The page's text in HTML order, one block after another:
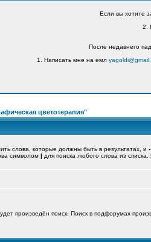
Если вы хотите
2.
После недавнего
1. Написать мне на емл
цветотерапия"
слова, которые должны быть в результатах, и -
символом | для поиска любого слова из списка.
произведён поиск. Поиск в подфорумах